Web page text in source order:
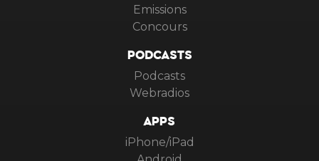
Emissions
Concours
PODCASTS
Podcasts
Webradios
APPS
iPhone/iPad